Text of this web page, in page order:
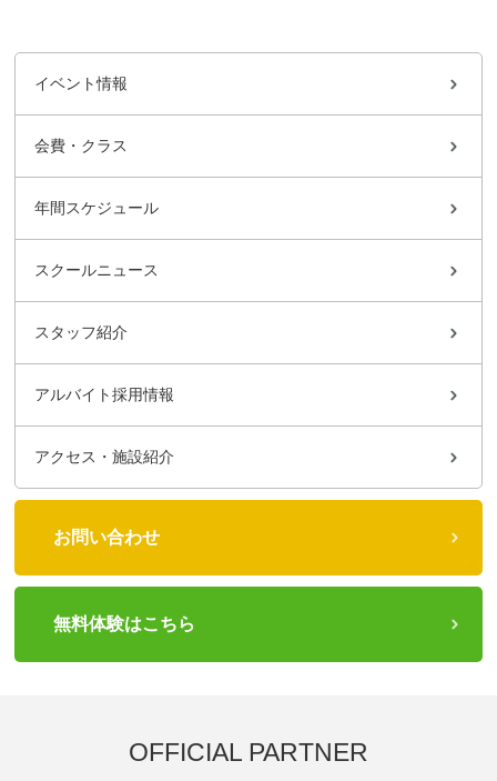
イベント情報
会費・クラス
年間スケジュール
スクールニュース
スタッフ紹介
アルバイト採用情報
アクセス・施設紹介
お問い合わせ
無料体験はこちら
OFFICIAL PARTNER